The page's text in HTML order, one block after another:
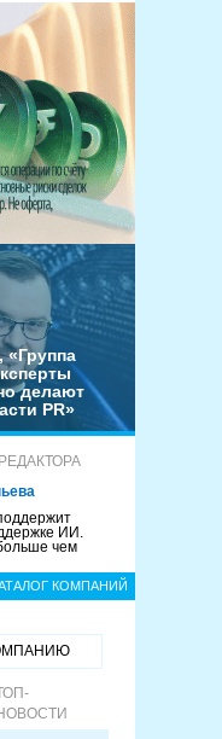
«Группа
делают
PR»
ИИ.
чем
КОМПАНИЙ